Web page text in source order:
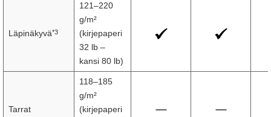
Läpinäkyvä*3
121–220
g/m²
(kirjepaperi
32 lb –
kansi 80 lb)
Tarrat
118–185
g/m²
(kirjepaperi